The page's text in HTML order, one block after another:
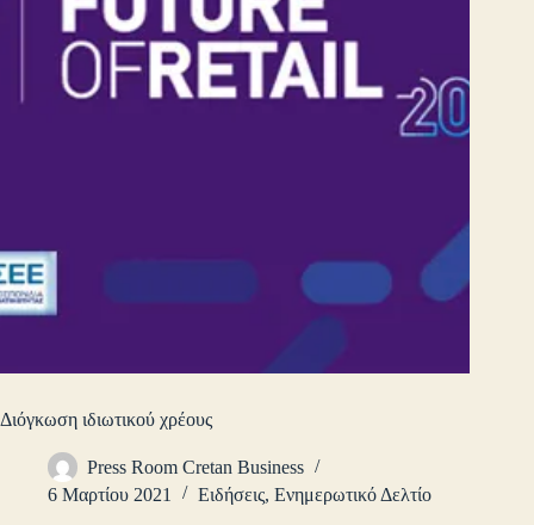
Διόγκωση ιδιωτικού χρέους
Press Room Cretan Business
6 Μαρτίου 2021
Ειδήσεις, Ενημερωτικό Δελτίο